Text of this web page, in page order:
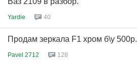
Yardie 40
Продам зеркала F1 хром б\у 500р.
Pavel 2712 128